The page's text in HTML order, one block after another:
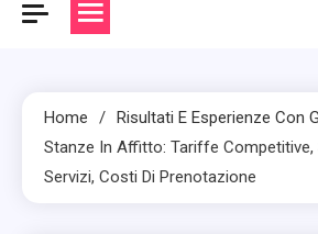
Home
Risultati E Esperienze Con
Stanze In Affitto: Tariffe Competitive,
Servizi, Costi Di Prenotazione